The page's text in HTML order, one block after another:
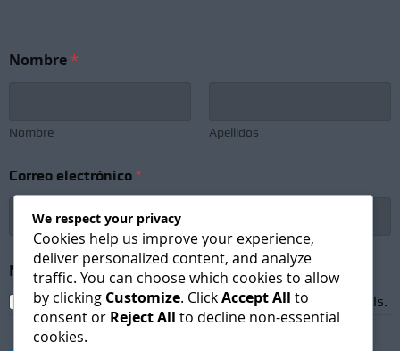
u
r
t
e
s
Nombre*
Nombre Apellidos
Correo electrónico *
Newsletter Subscription *
I agree to receive newsletters and promotional emails.
We respect your privacy
Cookies help us improve your experience,
deliver personalized content, and analyze
traffic. You can choose which cookies to allow
by clicking Customize. ClickAccept All to
consent or Reject All to decline non-essential
cookies.